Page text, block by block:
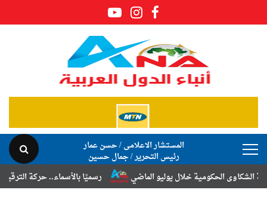
المستشار الاعلامى / حسن عمار
رئيس التحرير / جمال حسين
رسميًا بالأسماء.. حركة الترقيات
الحكومية خلال يوليو الماضي